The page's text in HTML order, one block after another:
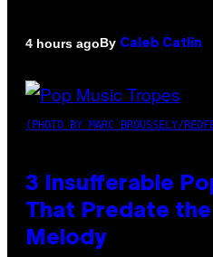
4 hours agoBy Caleb Catlin
(PHOTO BY MARC BROUSSELY/
3 Insufferable
That Predate the
Melody